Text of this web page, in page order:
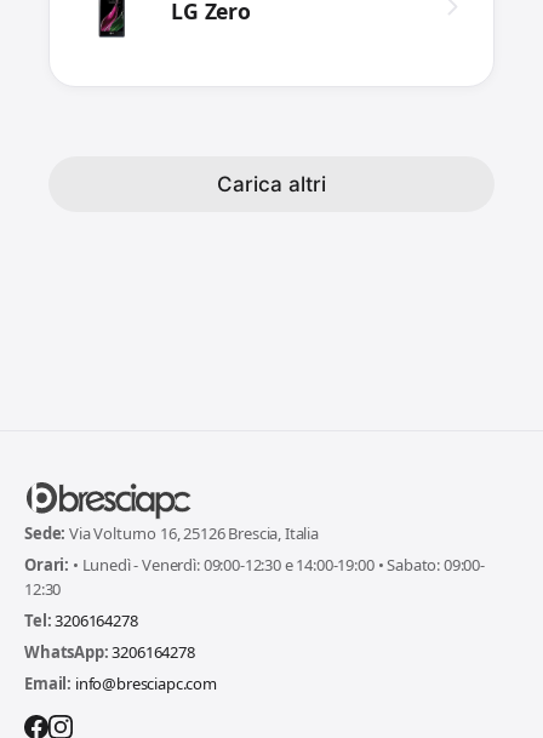
LG Zero
Carica altri
Sede: Via Volturno 16, 25126 Brescia, Italia
Orari: • Lunedì - Venerdì: 09:00-12:30 e 14:00-19:00 • Sabato: 09:00-
12:30
Tel:3206164278
WhatsApp:3206164278
Email: info@bresciapc.com